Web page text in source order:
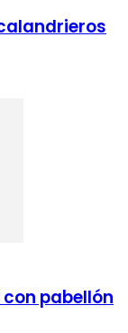
pabellón